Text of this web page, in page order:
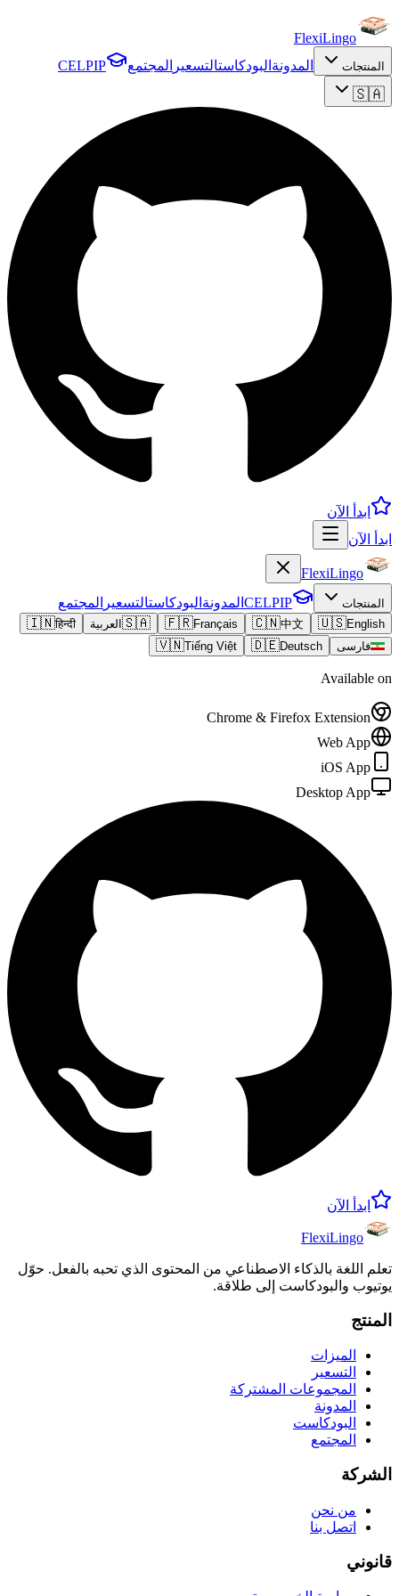
FlexiLingo
المنتجات المدونة البودكاستالتسعير المجتمع CELPIP
🇸🇦
ابدأ الآن
ابدأ الآن
FlexiLingo
المنتجات CELPIP المدونة البودكاستالتسعير المجتمع
🇺🇸English
🇨🇳中文
🇫🇷Français
🇸🇦 العربية 🇮🇳हिन्दी
فارسی
🇩🇪Deutsch
🇻🇳Tiếng Việt
Available on
Chrome & Firefox Extension
Web App
iOS App
Desktop App
ابدأ الآن
FlexiLingo
تعلم اللغة بالذكاء الاصطناعي من المحتوى الذي تحبه بالفعل. حوّل
يوتيوب والبودكاست إلى طلاقة.
المنتج
الميزات
التسعير
المجموعات المشتركة
المدونة
البودكاست
المجتمع
الشركة
من نحن
اتصل بنا
قانوني